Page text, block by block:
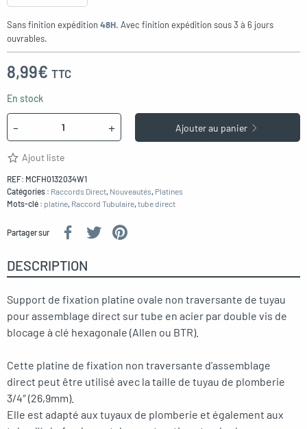
Sans finition expédition 48H. Avec finition expédition sous 3 à 6 jours
ouvrables.
8,99€ TTC
En stock
- + Ajouter au panier
Ajout liste
REF: MCFH0132034W1
Catégories : Raccords Direct, Nouveautés, Platines
Mots-clé : platine, Raccord Tubulaire, tube direct
Partager sur
DESCRIPTION
Support de fixation platine ovale non traversante de tuyau
pour assemblage direct sur tube en acier par double vis de
blocage à clé hexagonale (Allen ou BTR).
Cette platine de fixation non traversante d’assemblage
direct peut être utilisé avec la taille de tuyau de plomberie
3/4″ (26,9mm).
Elle est adapté aux tuyaux de plomberie et également aux